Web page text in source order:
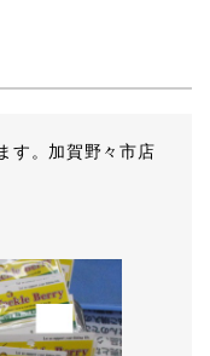
す。加賀野々市店